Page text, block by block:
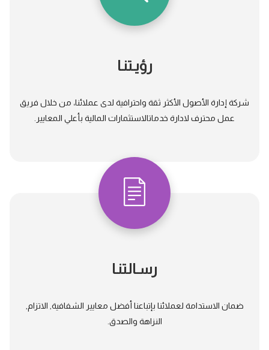
رؤيـتنـا
شركة إدارة الأصول الأكثر ثقة واحترافية لدى عملائنا، من خلال فريق
عمل محترف لادارة خدماتالاستثمارات المالية بأعلي المعايير.
رسـالتنـا
ضمان الاستدامة لعملائنا بإتباعنا أفضل معايير الشفافية, الاتزام,
النزاهة والصدق.